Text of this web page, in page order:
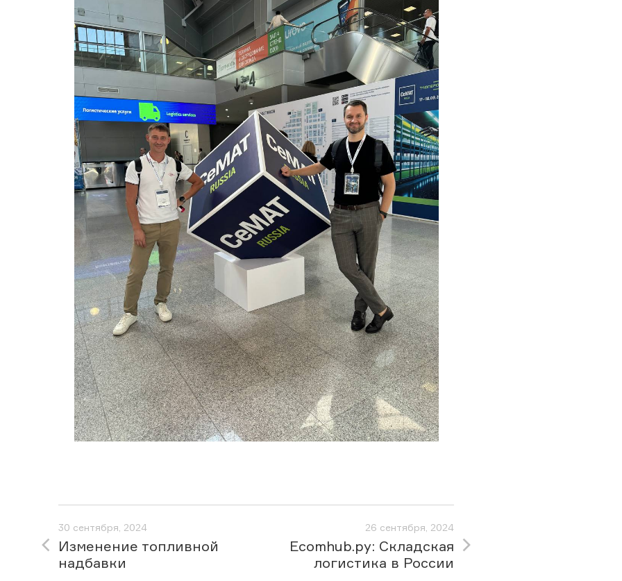
30 сентября, 2024
Изменение топливной
надбавки
26 сентября, 2024
Ecomhub.ру: Складская
логистика в России